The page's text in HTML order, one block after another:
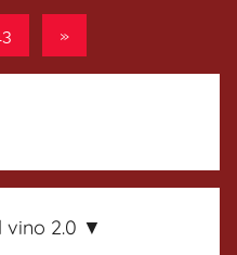
Entradas
»
vino 2.0 ▼